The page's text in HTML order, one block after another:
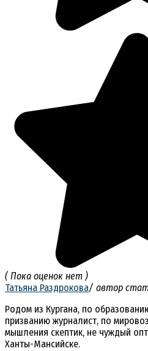
( Пока оценок нет )
Татьяна Раздрокова/ автор
Родом из Кургана, по
призванию журналист, по
мышления скептик, не чуждый
Ханты-Мансийске.